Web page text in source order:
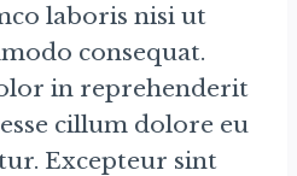
laboris nisi ut
consequat.
in reprehenderit
cillum dolore eu
Excepteur sint